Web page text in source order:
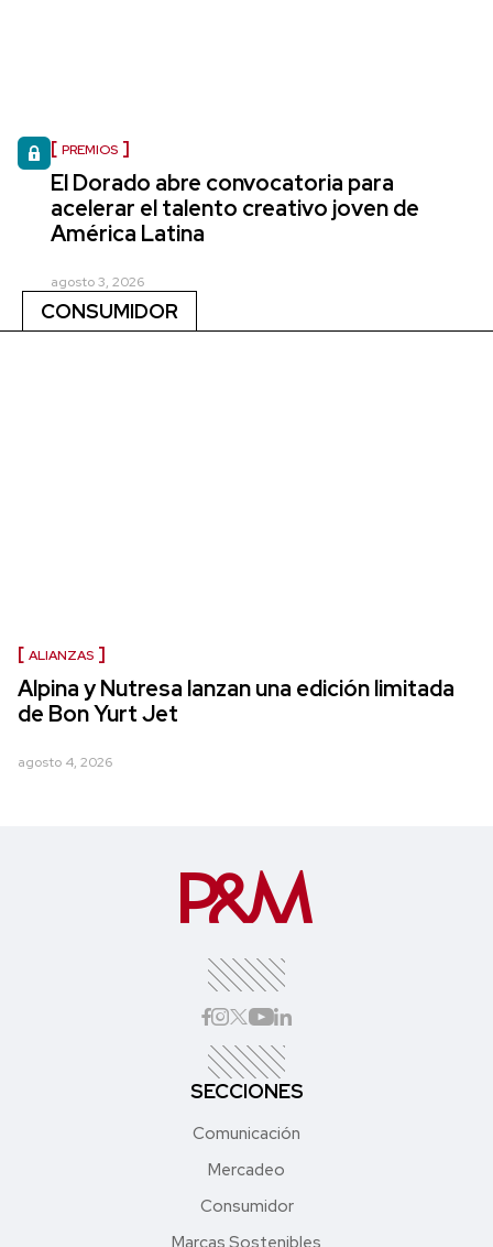
PREMIOS
El Dorado abre convocatoria para
acelerar el talento creativo joven de
América Latina
agosto 3, 2026
CONSUMIDOR
ALIANZAS
Alpina y Nutresa lanzan una edición limitada
de Bon Yurt Jet
agosto 4, 2026
SECCIONES
Comunicación
Mercadeo
Consumidor
Marcas Sostenibles